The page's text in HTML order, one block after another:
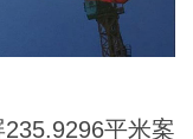
平米案